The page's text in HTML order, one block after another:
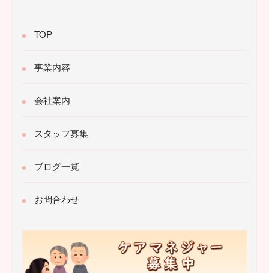
TOP
事業内容
会社案内
スタッフ募集
ブログ一覧
お問合わせ